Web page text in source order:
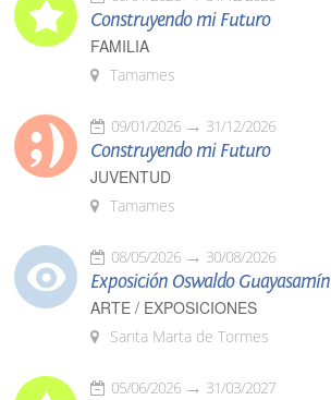
Construyendo mi Futuro
FAMILIA
Tamames
09/01/2026 31/12/2026
Construyendo mi Futuro
JUVENTUD
Tamames
08/05/2026 30/08/2026
Exposición Oswaldo Guayasamín
ARTE / EXPOSICIONES
Santa Marta de Tormes
05/06/2026 31/03/2027